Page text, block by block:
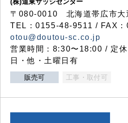
〒080-0010 北海道帯広市大
TEL：0155-48-9511 / FAX
otou@doutou-sc.co.jp
営業時間：8:30〜18:00 / 定
日・他・土曜日有
販売可 工事・取付可